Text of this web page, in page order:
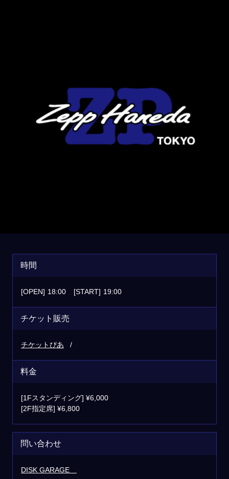
時間
[OPEN] 18:00 [START] 19:00
チケット販売
チケットぴあ
料金
[1Fスタンディング] ¥6,000
[2F指定席] ¥6,800
問い合わせ
DISK GARAGE